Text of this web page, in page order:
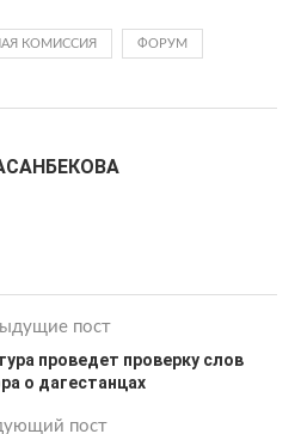
КОМИССИЯ ФОРУМ
пост
проведет проверку слов
о дагестанцах
пост